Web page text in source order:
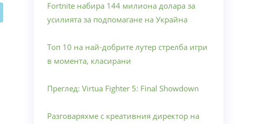
Fortnite набира 144 милиона долара за
усилията за подпомагане на Украйна
Топ 10 на най-добрите лутер стрелба игри
в момента, класирани
Преглед: Virtua Fighter 5: Final Showdown
Разговаряхме с креативния директор на